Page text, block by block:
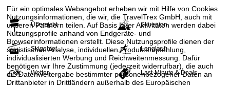
Für ein optimales Webangebot erheben wir mit Hilfe von Cookies
Nutzungsinformationen, die wir, die TravelTrex GmbH, auch mit
unseren Partnern teilen. Auf Basis Ihrer Aktivitäten werden dabei
Nutzungsprofile anhand von Endgeräte- und
Browserinformationen erstellt. Diese Nutzungsprofile dienen der
statistischen Analyse, individuellen Produktempfehlung,
individualisierten Werbung und Reichweitenmessung. Dafür
benötigen wir Ihre Zustimmung (jederzeit widerrufbar), die auch
die Datenweitergabe bestimmter personenbezogener Daten an
Drittanbieter in Drittländern außerhalb des Europäischen
Übersicht Skiregion
Skigebiet Langlauf
Wetter Last-Minute & Deals